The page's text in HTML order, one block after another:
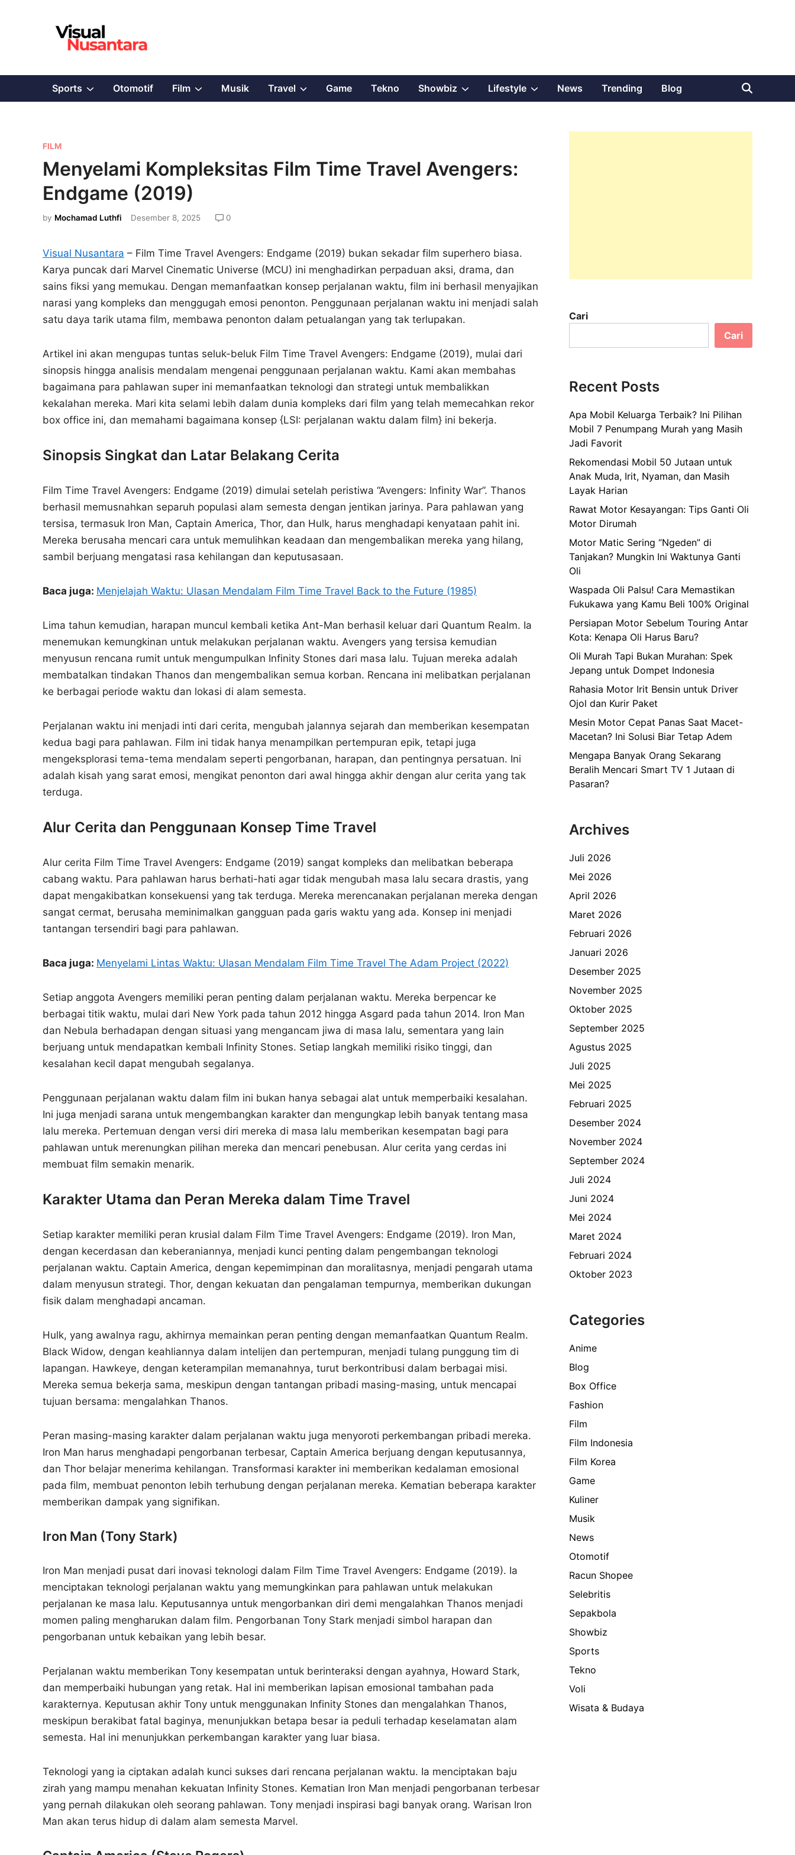
Sports ShowOtomotif Film ShowMusik Travel ShowGame Tekno Showbiz ShowLifestyle ShowNews Trending Blog
P
o
s
n
FILM
Menyelami Kompleksitas Film Time Travel Avengers:
Endgame (2019)
by Mochamad Luthfi Desember 8, 2025 0
Visual Nusantara – Film Time Travel Avengers: Endgame (2019) bukan sekadar film superhero biasa.
Karya puncak dari Marvel Cinematic Universe (MCU) ini menghadirkan perpaduan aksi, drama, dan
sains fiksi yang memukau. Dengan memanfaatkan konsep perjalanan waktu, film ini berhasil menyajikan
narasi yang kompleks dan menggugah emosi penonton. Penggunaan perjalanan waktu ini menjadi salah
satu daya tarik utama film, membawa penonton dalam petualangan yang tak terlupakan.
Artikel ini akan mengupas tuntas seluk-beluk Film Time Travel Avengers: Endgame (2019), mulai dari
sinopsis hingga analisis mendalam mengenai penggunaan perjalanan waktu. Kami akan membahas
bagaimana para pahlawan super ini memanfaatkan teknologi dan strategi untuk membalikkan
kekalahan mereka. Mari kita selami lebih dalam dunia kompleks dari film yang telah memecahkan rekor
box office ini, dan memahami bagaimana konsep {LSI: perjalanan waktu dalam film} ini bekerja.
Sinopsis Singkat dan Latar Belakang Cerita
Film Time Travel Avengers: Endgame (2019) dimulai setelah peristiwa “Avengers: Infinity War”. Thanos
berhasil memusnahkan separuh populasi alam semesta dengan jentikan jarinya. Para pahlawan yang
tersisa, termasuk Iron Man, Captain America, Thor, dan Hulk, harus menghadapi kenyataan pahit ini.
Mereka berusaha mencari cara untuk memulihkan keadaan dan mengembalikan mereka yang hilang,
sambil berjuang mengatasi rasa kehilangan dan keputusasaan.
Baca juga: Menjelajah Waktu: Ulasan Mendalam Film Time Travel Back to the Future (1985)
Lima tahun kemudian, harapan muncul kembali ketika Ant-Man berhasil keluar dari Quantum Realm. Ia
menemukan kemungkinan untuk melakukan perjalanan waktu. Avengers yang tersisa kemudian
menyusun rencana rumit untuk mengumpulkan Infinity Stones dari masa lalu. Tujuan mereka adalah
membatalkan tindakan Thanos dan mengembalikan semua korban. Rencana ini melibatkan perjalanan
ke berbagai periode waktu dan lokasi di alam semesta.
Perjalanan waktu ini menjadi inti dari cerita, mengubah jalannya sejarah dan memberikan kesempatan
kedua bagi para pahlawan. Film ini tidak hanya menampilkan pertempuran epik, tetapi juga
mengeksplorasi tema-tema mendalam seperti pengorbanan, harapan, dan pentingnya persatuan. Ini
adalah kisah yang sarat emosi, mengikat penonton dari awal hingga akhir dengan alur cerita yang tak
terduga.
Alur Cerita dan Penggunaan Konsep Time Travel
Alur cerita Film Time Travel Avengers: Endgame (2019) sangat kompleks dan melibatkan beberapa
cabang waktu. Para pahlawan harus berhati-hati agar tidak mengubah masa lalu secara drastis, yang
dapat mengakibatkan konsekuensi yang tak terduga. Mereka merencanakan perjalanan mereka dengan
sangat cermat, berusaha meminimalkan gangguan pada garis waktu yang ada. Konsep ini menjadi
tantangan tersendiri bagi para pahlawan.
Baca juga: Menyelami Lintas Waktu: Ulasan Mendalam Film Time Travel The Adam Project (2022)
Setiap anggota Avengers memiliki peran penting dalam perjalanan waktu. Mereka berpencar ke
berbagai titik waktu, mulai dari New York pada tahun 2012 hingga Asgard pada tahun 2014. Iron Man
dan Nebula berhadapan dengan situasi yang mengancam jiwa di masa lalu, sementara yang lain
berjuang untuk mendapatkan kembali Infinity Stones. Setiap langkah memiliki risiko tinggi, dan
kesalahan kecil dapat mengubah segalanya.
Penggunaan perjalanan waktu dalam film ini bukan hanya sebagai alat untuk memperbaiki kesalahan.
Ini juga menjadi sarana untuk mengembangkan karakter dan mengungkap lebih banyak tentang masa
lalu mereka. Pertemuan dengan versi diri mereka di masa lalu memberikan kesempatan bagi para
pahlawan untuk merenungkan pilihan mereka dan mencari penebusan. Alur cerita yang cerdas ini
membuat film semakin menarik.
Karakter Utama dan Peran Mereka dalam Time Travel
Setiap karakter memiliki peran krusial dalam Film Time Travel Avengers: Endgame (2019). Iron Man,
dengan kecerdasan dan keberaniannya, menjadi kunci penting dalam pengembangan teknologi
perjalanan waktu. Captain America, dengan kepemimpinan dan moralitasnya, menjadi pengarah utama
dalam menyusun strategi. Thor, dengan kekuatan dan pengalaman tempurnya, memberikan dukungan
fisik dalam menghadapi ancaman.
Hulk, yang awalnya ragu, akhirnya memainkan peran penting dengan memanfaatkan Quantum Realm.
Black Widow, dengan keahliannya dalam intelijen dan pertempuran, menjadi tulang punggung tim di
lapangan. Hawkeye, dengan keterampilan memanahnya, turut berkontribusi dalam berbagai misi.
Mereka semua bekerja sama, meskipun dengan tantangan pribadi masing-masing, untuk mencapai
tujuan bersama: mengalahkan Thanos.
Peran masing-masing karakter dalam perjalanan waktu juga menyoroti perkembangan pribadi mereka.
Iron Man harus menghadapi pengorbanan terbesar, Captain America berjuang dengan keputusannya,
dan Thor belajar menerima kehilangan. Transformasi karakter ini memberikan kedalaman emosional
pada film, membuat penonton lebih terhubung dengan perjalanan mereka. Kematian beberapa karakter
memberikan dampak yang signifikan.
Iron Man (Tony Stark)
Iron Man menjadi pusat dari inovasi teknologi dalam Film Time Travel Avengers: Endgame (2019). Ia
menciptakan teknologi perjalanan waktu yang memungkinkan para pahlawan untuk melakukan
perjalanan ke masa lalu. Keputusannya untuk mengorbankan diri demi mengalahkan Thanos menjadi
momen paling mengharukan dalam film. Pengorbanan Tony Stark menjadi simbol harapan dan
pengorbanan untuk kebaikan yang lebih besar.
Perjalanan waktu memberikan Tony kesempatan untuk berinteraksi dengan ayahnya, Howard Stark,
dan memperbaiki hubungan yang retak. Hal ini memberikan lapisan emosional tambahan pada
karakternya. Keputusan akhir Tony untuk menggunakan Infinity Stones dan mengalahkan Thanos,
meskipun berakibat fatal baginya, menunjukkan betapa besar ia peduli terhadap keselamatan alam
semesta. Hal ini menunjukkan perkembangan karakter yang luar biasa.
Teknologi yang ia ciptakan adalah kunci sukses dari rencana perjalanan waktu. Ia menciptakan baju
zirah yang mampu menahan kekuatan Infinity Stones. Kematian Iron Man menjadi pengorbanan terbesar
yang pernah dilakukan oleh seorang pahlawan. Tony menjadi inspirasi bagi banyak orang. Warisan Iron
Man akan terus hidup di dalam alam semesta Marvel.
Cari
Cari
Recent Posts
Apa Mobil Keluarga Terbaik? Ini Pilihan
Mobil 7 Penumpang Murah yang Masih
Jadi Favorit
Rekomendasi Mobil 50 Jutaan untuk
Anak Muda, Irit, Nyaman, dan Masih
Layak Harian
Rawat Motor Kesayangan: Tips Ganti Oli
Motor Dirumah
Motor Matic Sering “Ngeden” di
Tanjakan? Mungkin Ini Waktunya Ganti
Oli
Waspada Oli Palsu! Cara Memastikan
Fukukawa yang Kamu Beli 100% Original
Persiapan Motor Sebelum Touring Antar
Kota: Kenapa Oli Harus Baru?
Oli Murah Tapi Bukan Murahan: Spek
Jepang untuk Dompet Indonesia
Rahasia Motor Irit Bensin untuk Driver
Ojol dan Kurir Paket
Mesin Motor Cepat Panas Saat Macet-
Macetan? Ini Solusi Biar Tetap Adem
Mengapa Banyak Orang Sekarang
Beralih Mencari Smart TV 1 Jutaan di
Pasaran?
Archives
Juli 2026
Mei 2026
April 2026
Maret 2026
Februari 2026
Januari 2026
Desember 2025
November 2025
Oktober 2025
September 2025
Agustus 2025
Juli 2025
Mei 2025
Februari 2025
Desember 2024
November 2024
September 2024
Juli 2024
Juni 2024
Mei 2024
Maret 2024
Februari 2024
Oktober 2023
Categories
Anime
Blog
Box Office
Fashion
Film
Film Indonesia
Film Korea
Game
Kuliner
Musik
News
Otomotif
Racun Shopee
Selebritis
Sepakbola
Showbiz
Sports
Tekno
Voli
Wisata & Budaya